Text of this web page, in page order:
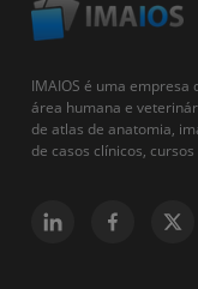
IMAIOS é uma
área humana e
de atlas de anatomia,
de casos clínicos, cursos